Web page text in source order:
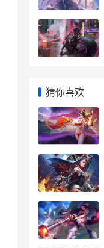
猜你喜欢